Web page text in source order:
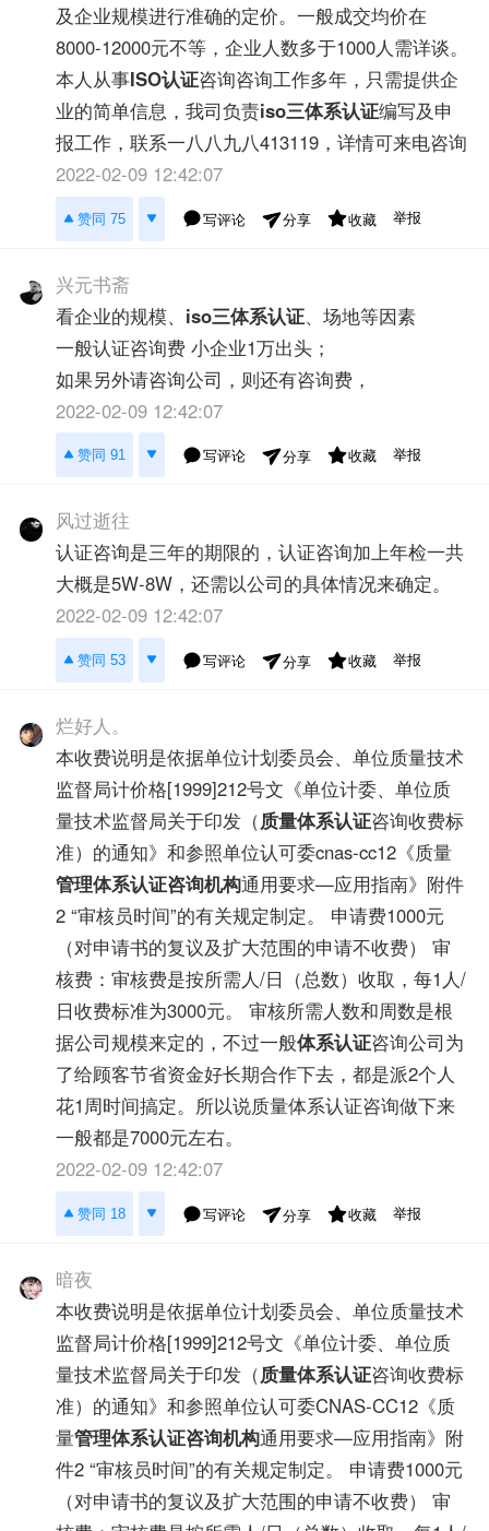
及企业规模进行准确的定价。一般成交均价在
8000-12000元不等，企业人数多于1000人需详谈。
本人从事ISO认证咨询咨询工作多年，只需提供企
业的简单信息，我司负责iso三体系认证编写及申
报工作，联系一八八九八413119，详情可来电咨询
2022-02-09 12:42:07
赞同 75 写评论 分享 收藏 举报
兴元书斋
看企业的规模、 iso三体系认证、场地等因素
一般认证咨询费 小企业1万出头；
如果另外请咨询公司，则还有咨询费，
2022-02-09 12:42:07
赞同 91 写评论 分享 收藏 举报
风过逝往
认证咨询是三年的期限的，认证咨询加上年检一共
大概是5W-8W，还需以公司的具体情况来确定。
2022-02-09 12:42:07
赞同 53 写评论 分享 收藏 举报
烂好人。
本收费说明是依据单位计划委员会、单位质量技术
监督局计价格[1999]212号文《单位计委、单位质
量技术监督局关于印发（质量体系认证咨询收费标
准）的通知》和参照单位认可委cnas-cc12《质量
管理体系认证咨询机构通用要求—应用指南》附件
2 “审核员时间”的有关规定制定。 申请费1000元
（对申请书的复议及扩大范围的申请不收费） 审
核费：审核费是按所需人/日（总数）收取，每1人/
日收费标准为3000元。 审核所需人数和周数是根
据公司规模来定的，不过一般体系认证咨询公司为
了给顾客节省资金好长期合作下去，都是派2个人
花1周时间搞定。所以说质量体系认证咨询做下来
一般都是7000元左右。
2022-02-09 12:42:07
赞同 18 写评论 分享 收藏 举报
暗夜
本收费说明是依据单位计划委员会、单位质量技术
监督局计价格[1999]212号文《单位计委、单位质
量技术监督局关于印发（质量体系认证咨询收费标
准）的通知》和参照单位认可委CNAS-CC12《质
量管理体系认证咨询机构通用要求—应用指南》附
件2 “审核员时间”的有关规定制定。 申请费1000元
（对申请书的复议及扩大范围的申请不收费） 审